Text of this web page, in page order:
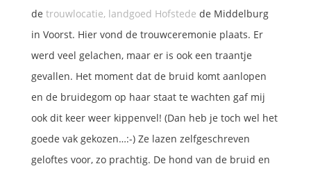
de trouwlocatie, landgoed Hofstede de Middelburg
in Voorst. Hier vond de trouwceremonie plaats. Er
werd veel gelachen, maar er is ook een traantje
gevallen. Het moment dat de bruid komt aanlopen
en de bruidegom op haar staat te wachten gaf mij
ook dit keer weer kippenvel! (Dan heb je toch wel het
goede vak gekozen…:-) Ze lazen zelfgeschreven
geloftes voor, zo prachtig. De hond van de bruid en